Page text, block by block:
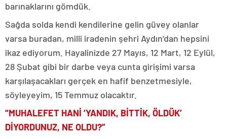
barınaklarını gömdük.
Sağda solda kendi kendilerine gelin güvey olanlar
varsa buradan, milli iradenin şehri Aydın’dan hepsini
ikaz ediyorum. Hayalinizde 27 Mayıs, 12 Mart, 12 Eylül,
28 Şubat gibi bir darbe veya cunta girişimi varsa
karşılaşacakları gerçek en hafif benzetmesiyle,
söyleyeyim, 15 Temmuz olacaktır.
“MUHALEFET HANİ ‘YANDIK, BİTTİK, ÖLDÜK’
DİYORDUNUZ, NE OLDU?”